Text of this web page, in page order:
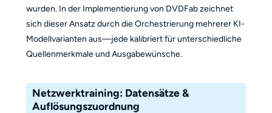
wurden. In der Implementierung von DVDFab zeichnet
sich dieser Ansatz durch die Orchestrierung mehrerer KI-
Modellvarianten aus—jede kalibriert für unterschiedliche
Quellenmerkmale und Ausgabewünsche.
Netzwerktraining: Datensätze &
Auflösungszuordnung